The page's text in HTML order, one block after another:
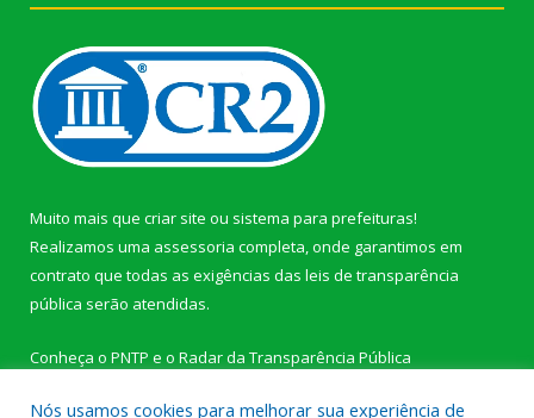
Muito mais que criar site ou sistema para prefeituras!
Realizamos uma assessoria completa, onde garantimos em
contrato que todas as exigências das leis de transparência
pública serão atendidas.
Conheça o PNTP e o Radar da Transparência Pública
Nós usamos cookies para melhorar sua experiência de